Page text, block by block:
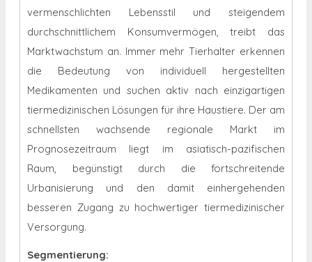
vermenschlichten Lebensstil und steigendem
durchschnittlichem Konsumvermögen, treibt das
Marktwachstum an. Immer mehr Tierhalter erkennen
die Bedeutung von individuell hergestellten
Medikamenten und suchen aktiv nach einzigartigen
tiermedizinischen Lösungen für ihre Haustiere. Der am
schnellsten wachsende regionale Markt im
Prognosezeitraum liegt im asiatisch-pazifischen
Raum, begünstigt durch die fortschreitende
Urbanisierung und den damit einhergehenden
besseren Zugang zu hochwertiger tiermedizinischer
Versorgung.
Segmentierung: